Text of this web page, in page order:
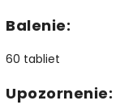
Balenie:
60 tabliet
Upozornenie: